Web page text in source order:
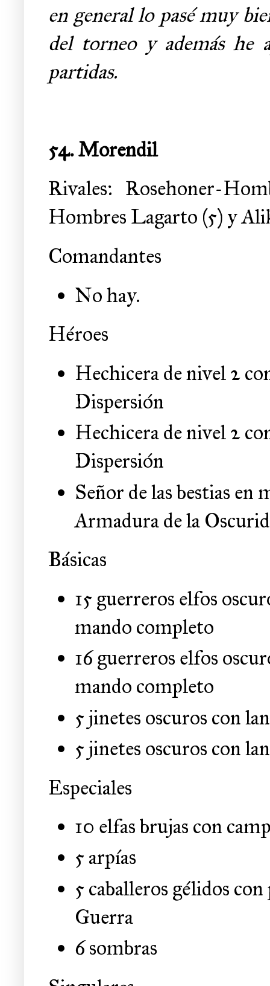
en general lo pasé muy
del torneo y además he
partidas.
54. Morendil
Rivales: Rosehoner-
Hombres Lagarto (5) y
Comandantes
No hay.
Héroes
Hechicera de nivel 2
Dispersión
Hechicera de nivel 2
Dispersión
Señor de las bestias en
Armadura de la
Básicas
15 guerreros elfos
mando completo
16 guerreros elfos
mando completo
5 jinetes oscuros con
5 jinetes oscuros con
Especiales
10 elfas brujas con
5 arpías
5 caballeros gélidos
Guerra
6 sombras